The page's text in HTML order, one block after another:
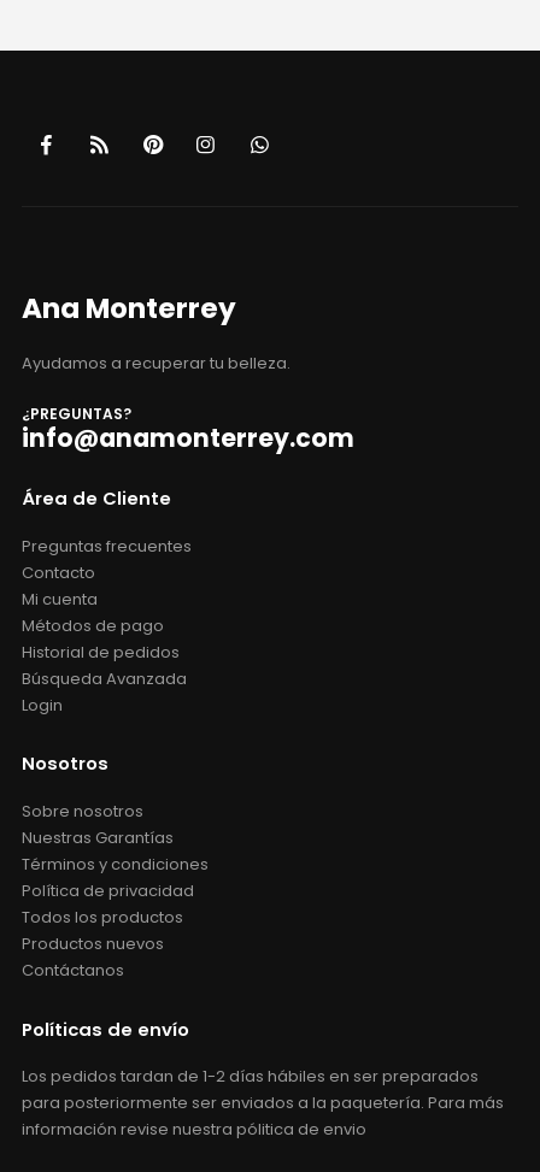
Ana Monterrey
Ayudamos a recuperar tu belleza.
¿PREGUNTAS?
info@anamonterrey.com
Área de Cliente
Preguntas frecuentes
Contacto
Mi cuenta
Métodos de pago
Historial de pedidos
Búsqueda Avanzada
Login
Nosotros
Sobre nosotros
Nuestras Garantías
Términos y condiciones
Política de privacidad
Todos los productos
Productos nuevos
Contáctanos
Políticas de envío
Los pedidos tardan de 1-2 días hábiles en ser preparados
para posteriormente ser enviados a la paquetería. Para más
información revise nuestra pólitica de envio